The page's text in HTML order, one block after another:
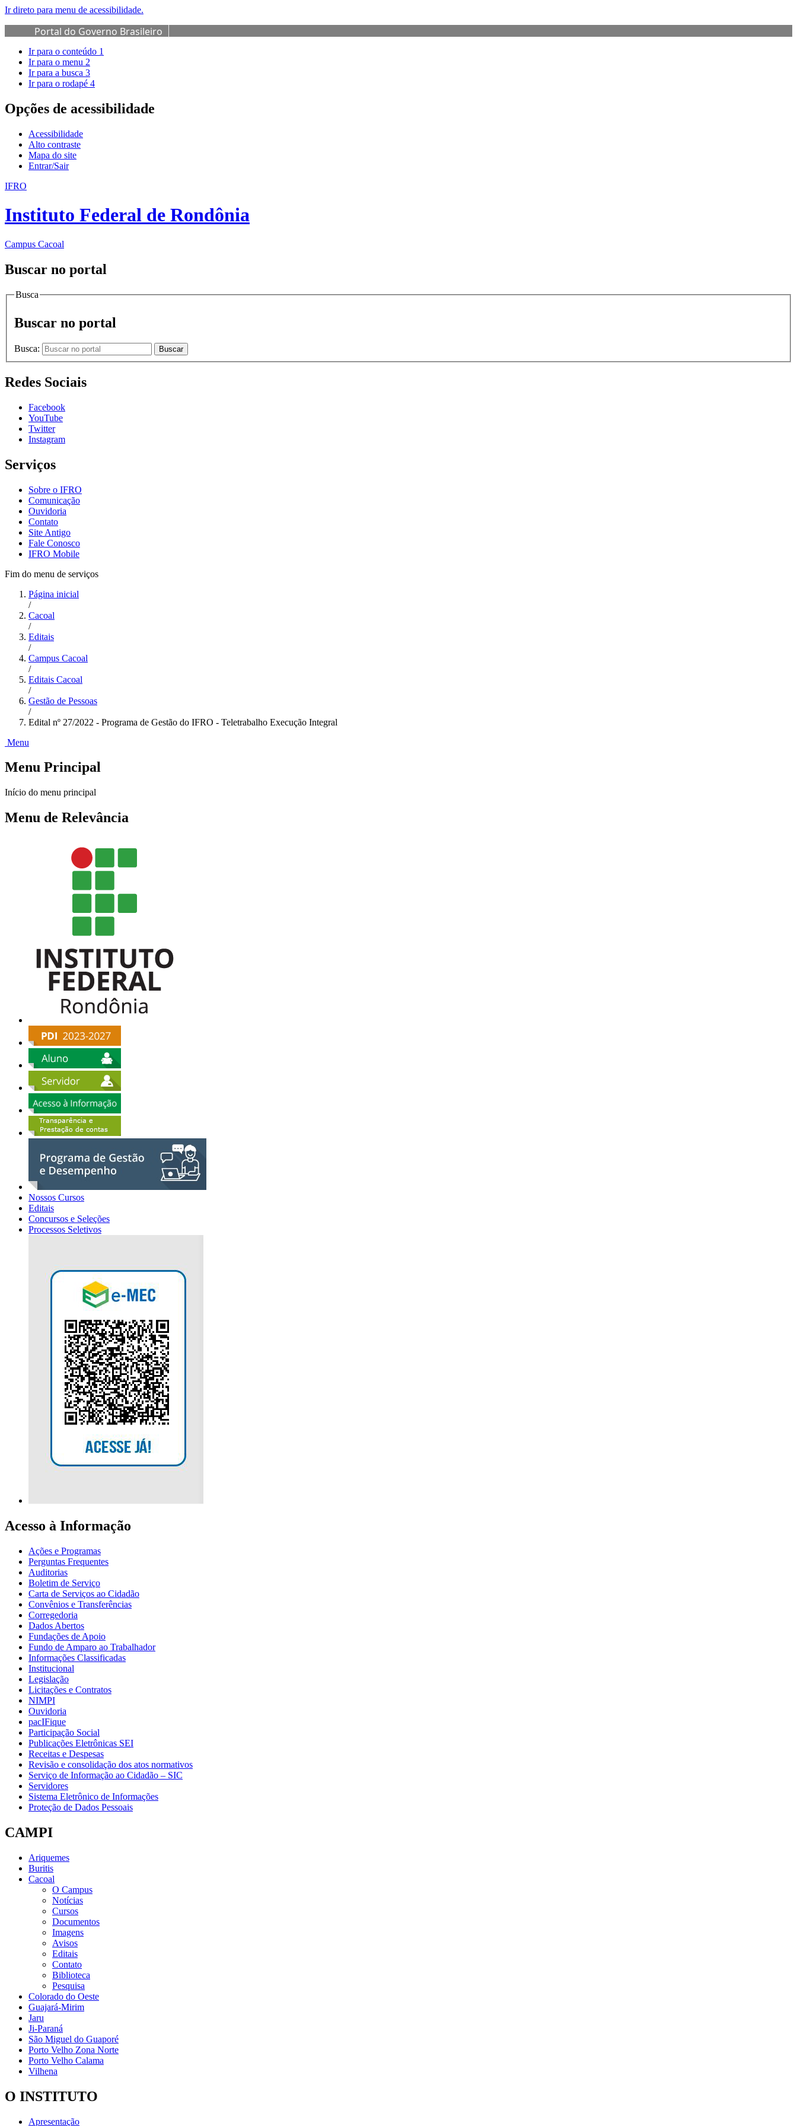
Ir direto para menu de acessibilidade.
Portal do Governo Brasileiro
Ir para o conteúdo 1
Ir para o menu 2
Ir para a busca 3
Ir para o rodapé 4
Opções de acessibilidade
Acessibilidade
Alto contraste
Mapa do site
Entrar/Sair
IFRO
Instituto Federal de Rondônia
Campus Cacoal
Buscar no portal
Busca
Buscar no portal
Busca: Buscar
Redes Sociais
Facebook
YouTube
Twitter
Instagram
Serviços
Sobre o IFRO
Comunicação
Ouvidoria
Contato
Site Antigo
Fale Conosco
IFRO Mobile
Fim do menu de serviços
Página inicial
/
Cacoal
/
Editais
/
Campus Cacoal
/
Editais Cacoal
/
Gestão de Pessoas
/
Edital nº 27/2022 - Programa de Gestão do IFRO - Teletrabalho Execução Integral
Menu
Menu Principal
Início do menu principal
Menu de Relevância
Nossos Cursos
Editais
Concursos e Seleções
Processos Seletivos
Acesso à Informação
Ações e Programas
Perguntas Frequentes
Auditorias
Boletim de Serviço
Carta de Serviços ao Cidadão
Convênios e Transferências
Corregedoria
Dados Abertos
Fundações de Apoio
Fundo de Amparo ao Trabalhador
Informações Classificadas
Institucional
Legislação
Licitações e Contratos
NIMPI
Ouvidoria
pacIFique
Participação Social
Publicações Eletrônicas SEI
Receitas e Despesas
Revisão e consolidação dos atos normativos
Serviço de Informação ao Cidadão – SIC
Servidores
Sistema Eletrônico de Informações
Proteção de Dados Pessoais
CAMPI
Ariquemes
Buritis
Cacoal
O Campus
Notícias
Cursos
Documentos
Imagens
Avisos
Editais
Contato
Biblioteca
Pesquisa
Colorado do Oeste
Guajará-Mirim
Jaru
Ji-Paraná
São Miguel do Guaporé
Porto Velho Zona Norte
Porto Velho Calama
Vilhena
O INSTITUTO
Apresentação